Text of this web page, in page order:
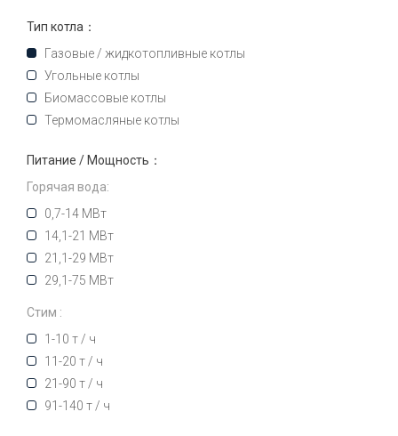
Тип котла：
Газовые / жидкотопливные котлы
Угольные котлы
Биомассовые котлы
Термомасляные котлы
Питание / Мощность：
Горячая вода:
0,7-14 МВт
14,1-21 МВт
21,1-29 МВт
29,1-75 МВт
Стим :
1-10 т / ч
11-20 т / ч
21-90 т / ч
91-140 т / ч